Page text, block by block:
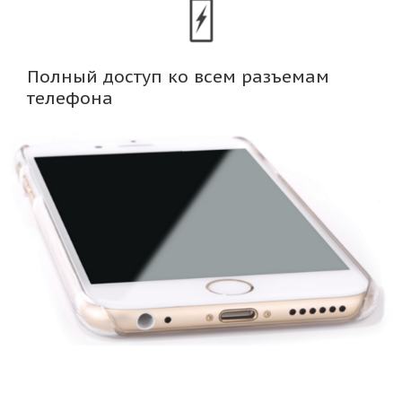
Полный доступ ко всем разъемам
телефона